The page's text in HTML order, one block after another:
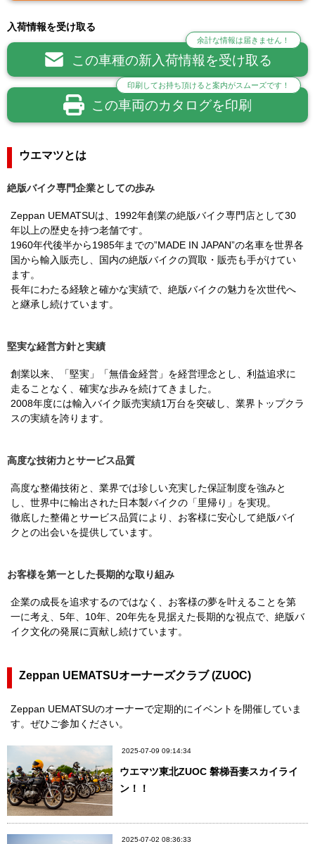
入荷情報を受け取る
この車種の新入荷情報を受け取る
余計な情報は届きません！
この車両のカタログを印刷
印刷してお持ち頂けると案内がスムーズです！
ウエマツとは
絶版バイク専門企業としての歩み
Zeppan UEMATSUは、1992年創業の絶版バイク専門店として30
年以上の歴史を持つ老舗です。
1960年代後半から1985年までの”MADE IN JAPAN”の名車を世界各
国から輸入販売し、国内の絶版バイクの買取・販売も手がけてい
ます。
長年にわたる経験と確かな実績で、絶版バイクの魅力を次世代へ
と継承し続けています。
堅実な経営方針と実績
創業以来、「堅実」「無借金経営」を経営理念とし、利益追求に
走ることなく、確実な歩みを続けてきました。
2008年度には輸入バイク販売実績1万台を突破し、業界トップクラ
スの実績を誇ります。
高度な技術力とサービス品質
高度な整備技術と、業界では珍しい充実した保証制度を強みと
し、世界中に輸出された日本製バイクの「里帰り」を実現。
徹底した整備とサービス品質により、お客様に安心して絶版バイ
クとの出会いを提供しています。
お客様を第一とした長期的な取り組み
企業の成長を追求するのではなく、お客様の夢を叶えることを第
一に考え、5年、10年、20年先を見据えた長期的な視点で、絶版バ
イク文化の発展に貢献し続けています。
Zeppan UEMATSUオーナーズクラブ (ZUOC)
Zeppan UEMATSUのオーナーで定期的にイベントを開催していま
す。ぜひご参加ください。
2025-07-09 09:14:34
ウエマツ東北ZUOC 磐梯吾妻スカイライ
ン！！
2025-07-02 08:36:33